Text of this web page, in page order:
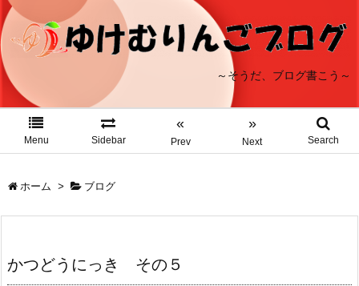
～そうだ、ブログ書こう～
Menu Sidebar
«
Prev
»
Next Search
ホーム > ブログ
かつどうにっき その５